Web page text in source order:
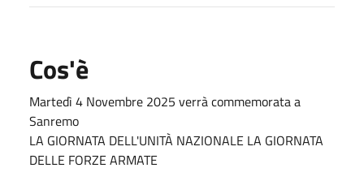
Cos'è
Martedì 4 Novembre 2025 verrà commemorata a
Sanremo
LA GIORNATA DELL'UNITÀ NAZIONALE LA GIORNATA
DELLE FORZE ARMATE